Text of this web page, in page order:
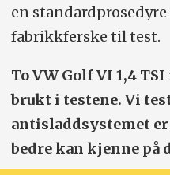
en
fabrikkferske til test.
To VW Golf VI 1,4
brukt i testene. Vi
antisladdsystemet
bedre kan kjenne på